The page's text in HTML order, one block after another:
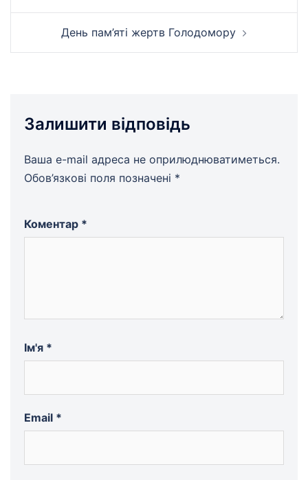
запису
День пам’яті жертв Голодомору
Залишити відповідь
Ваша e-mail адреса не оприлюднюватиметься.
Обов’язкові поля позначені *
Коментар *
Ім'я *
Email *